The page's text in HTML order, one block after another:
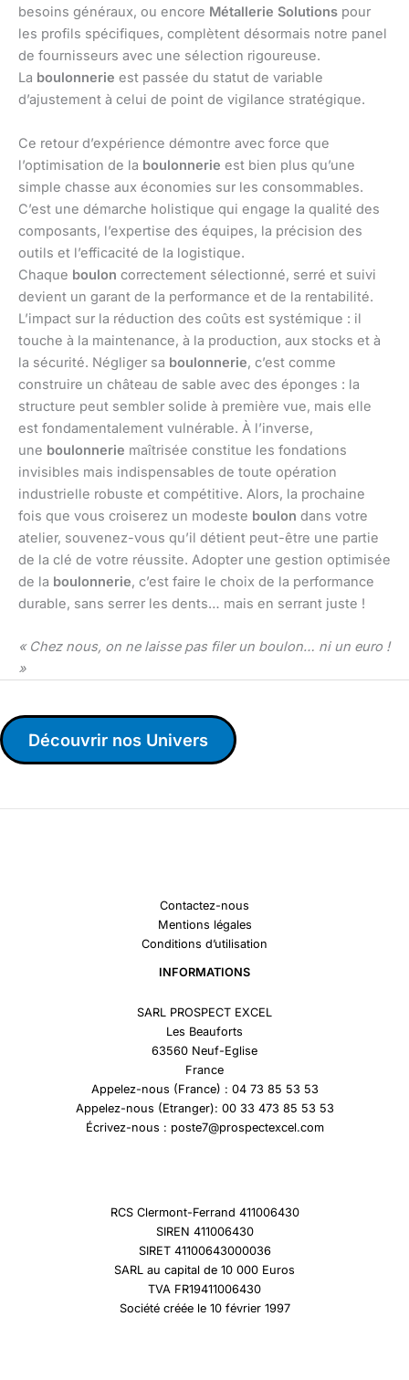
besoins généraux, ou encore Métallerie Solutions pour
les profils spécifiques, complètent désormais notre panel
de fournisseurs avec une sélection rigoureuse.
La boulonnerie est passée du statut de variable
d’ajustement à celui de point de vigilance stratégique.
Ce retour d’expérience démontre avec force que
l’optimisation de la boulonnerie est bien plus qu’une
simple chasse aux économies sur les consommables.
C’est une démarche holistique qui engage la qualité des
composants, l’expertise des équipes, la précision des
outils et l’efficacité de la logistique.
Chaque boulon correctement sélectionné, serré et suivi
devient un garant de la performance et de la rentabilité.
L’impact sur la réduction des coûts est systémique : il
touche à la maintenance, à la production, aux stocks et à
la sécurité. Négliger sa boulonnerie, c’est comme
construire un château de sable avec des éponges : la
structure peut sembler solide à première vue, mais elle
est fondamentalement vulnérable. À l’inverse,
une boulonnerie maîtrisée constitue les fondations
invisibles mais indispensables de toute opération
industrielle robuste et compétitive. Alors, la prochaine
fois que vous croiserez un modeste boulon dans votre
atelier, souvenez-vous qu’il détient peut-être une partie
de la clé de votre réussite. Adopter une gestion optimisée
de la boulonnerie, c’est faire le choix de la performance
durable, sans serrer les dents… mais en serrant juste !
« Chez nous, on ne laisse pas filer un boulon… ni un euro !
»
Découvrir nos Univers
Contactez-nous
Mentions légales
Conditions d’utilisation
INFORMATIONS
SARL PROSPECT EXCEL
Les Beauforts
63560 Neuf-Eglise
France
Appelez-nous (France) : 04 73 85 53 53
Appelez-nous (Etranger): 00 33 473 85 53 53
Écrivez-nous : poste7@prospectexcel.com
RCS Clermont-Ferrand 411006430
SIREN 411006430
SIRET 41100643000036
SARL au capital de 10 000 Euros
TVA FR19411006430
Société créée le 10 février 1997